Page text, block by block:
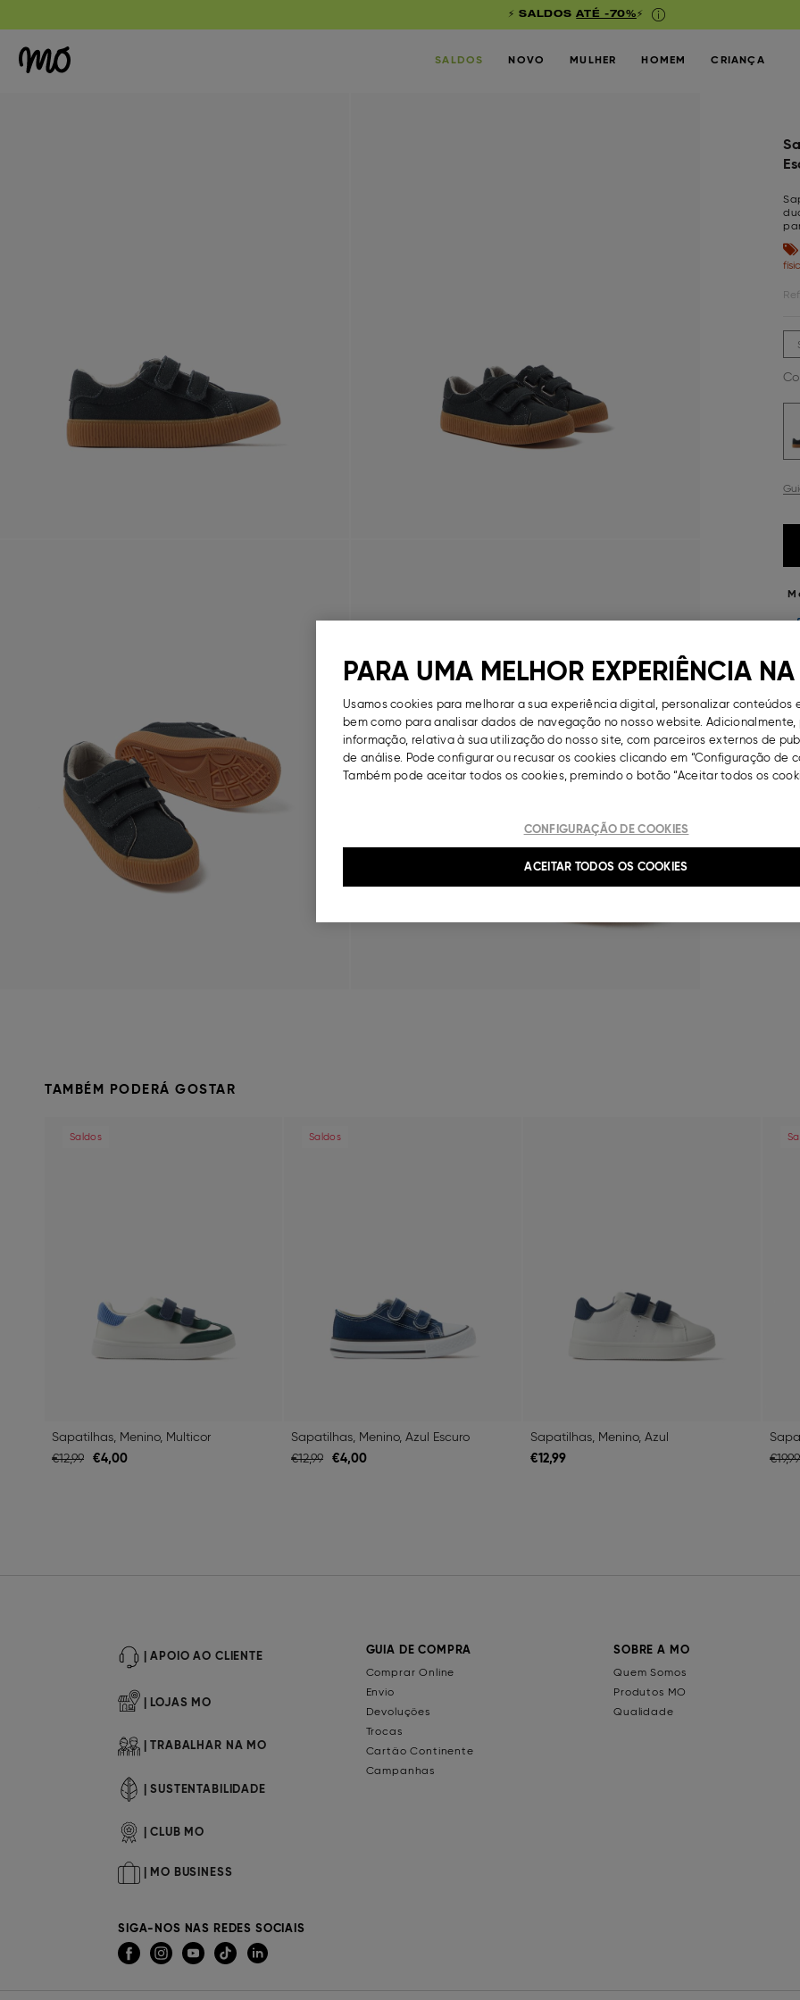
⚡ SALDOSATÉ -70%⚡
SALDOS NOVO MULHER HOMEM CRIANÇA
Ref.
TAMBÉM PODERÁ GOSTAR
Saldos
Sapatilhas, Menino, Multicor
€12,99 €4,00
Saldos
Sapatilhas, Menino, Azul Escuro
€12,99 €4,00
Sapatilhas, Menino, Azul
€12,99
€19,99
| APOIO AO CLIENTE
| LOJAS MO
| TRABALHAR NA MO
| SUSTENTABILIDADE
| CLUB MO
| MO BUSINESS
SIGA-NOS NAS REDES SOCIAIS
GUIA DE COMPRA
Comprar Online
Envio
Devoluções
Trocas
Cartão Continente
Campanhas
SOBRE A MO
Quem Somos
Produtos MO
Qualidade
PARA UMA MELHOR EXPERIÊNCIA
Usamos cookies para melhorar a sua experiência digital, personalizar conteúdos
bem como para analisar dados de navegação no nosso website.
informação, relativa à sua utilização do nosso site, com parceiros externos de
de análise. Pode configurar ou recusar os cookies clicando em “Configuração de
Também pode aceitar todos os cookies, premindo o botão “Aceitar todos os
CONFIGURAÇÃO DE COOKIES
ACEITAR TODOS OS COOKIES